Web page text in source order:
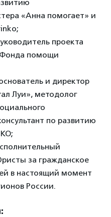
«Анна помогает» и
проекта
помощи
и директор
Луи», методолог
по развитию
за гражданское
в настоящий момент
России.